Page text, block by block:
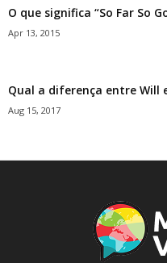
O que significa “So Far So
Apr 13, 2015
Qual a diferença entre Will
Aug 15, 2017